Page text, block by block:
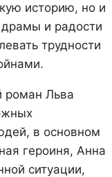
историю, но и
и радости
трудности
роман Льва
в основном
героиня, Анна
ситуации,